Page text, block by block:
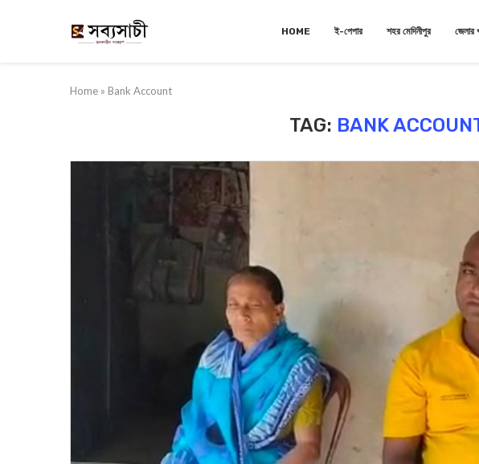
HOME ই-পেপার শহর মেদিনীপুর জেলার
Home » Bank Account
TAG: BANK